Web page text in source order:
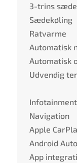
3-trins
Sædekøling
Ratvarme
Automatisk
Automatisk
Udvendig
Navigation
Apple
Android Auto
App